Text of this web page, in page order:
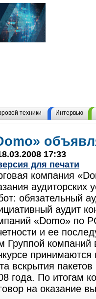
техники Интервью
17:33
для печати
компания
обязательный
аудит
«Domo» по
и ее
Группой компаний
вскрытия
года. По итогам
на оказание